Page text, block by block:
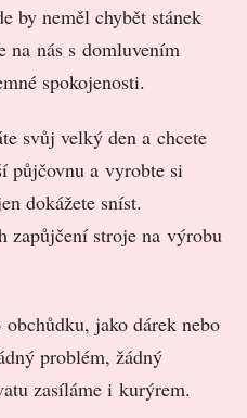
by neměl chybět stánek
na nás s domluvením
spokojenosti.
svůj velký den a chcete
půjčovnu a vyrobte si
dokážete sníst.
zapůjčení stroje na výrobu
jako dárek nebo
problém, žádný
zasíláme i kurýrem.